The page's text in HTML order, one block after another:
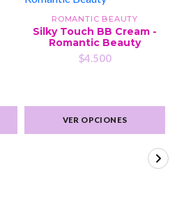
ROMANTIC BEAUTY
Silky Touch BB Cream -
Romantic Beauty
$4.500
VER OPCIONES